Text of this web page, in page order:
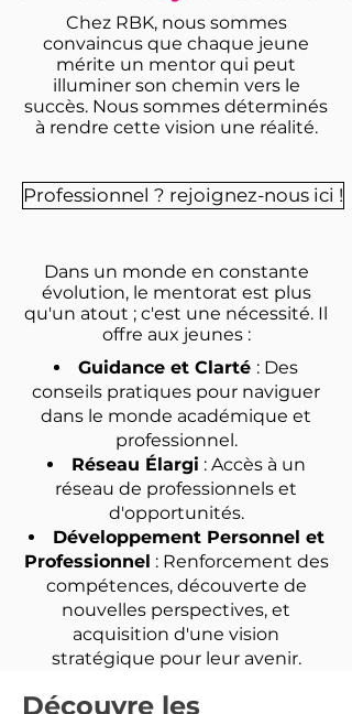
Chez RBK, nous sommes
convaincus que chaque jeune
mérite un mentor qui peut
illuminer son chemin vers le
succès. Nous sommes déterminés
à rendre cette vision une réalité.
Professionnel ? rejoignez-nous ici !
Dans un monde en constante
évolution, le mentorat est plus
qu'un atout ; c'est une nécessité. Il
offre aux jeunes :
Guidance et Clarté : Des
conseils pratiques pour naviguer
dans le monde académique et
professionnel.
Réseau Élargi : Accès à un
réseau de professionnels et
d'opportunités.
Développement Personnel et
Professionnel : Renforcement des
compétences, découverte de
nouvelles perspectives, et
acquisition d'une vision
stratégique pour leur avenir.
Découvre les